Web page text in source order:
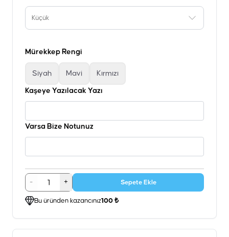
Mürekkep Rengi
Siyah Mavi Kırmızı
Kaşeye Yazılacak Yazı
Varsa Bize Notunuz
Küçük
- + Sepete Ekle
Bu üründen kazancınız100 ₺